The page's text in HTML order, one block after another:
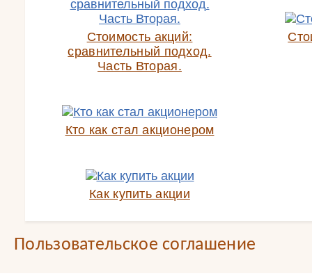
Стоимость акций:
сравнительный подход.
Часть Вторая.
Кто как стал акционером
Как купить акции
Пользовательское соглашение